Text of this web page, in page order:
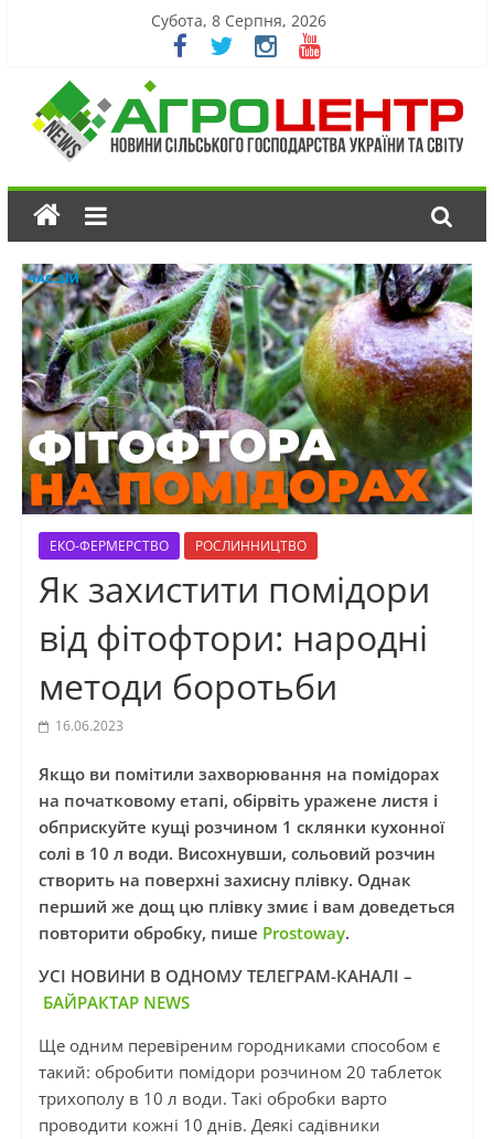
Субота, 8 Серпня, 2026
ЕКО-ФЕРМЕРСТВО РОСЛИННИЦТВО
Як захистити помідори
від фітофтори: народні
методи боротьби
16.06.2023
Якщо ви помітили захворювання на помідорах
на початковому етапі, обірвіть уражене листя і
обприскуйте кущі розчином 1 склянки кухонної
солі в 10 л води. Висохнувши, сольовий розчин
створить на поверхні захисну плівку. Однак
перший же дощ цю плівку змиє і вам доведеться
повторити обробку, пише Prostoway.
УСІ НОВИНИ В ОДНОМУ ТЕЛЕГРАМ-КАНАЛІ –
БАЙРАКТАР NEWS
Ще одним перевіреним городниками способом є
такий: обробити помідори розчином 20 таблеток
трихополу в 10 л води. Такі обробки варто
проводити кожні 10 днів. Деякі садівники